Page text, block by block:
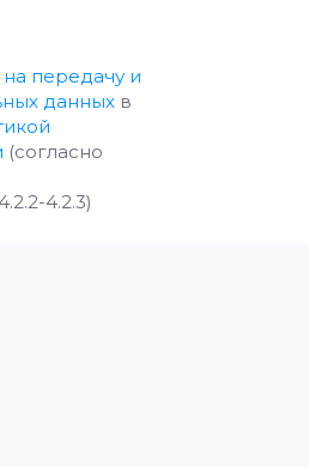
на передачу и
данных в
(согласно
4.2.3)